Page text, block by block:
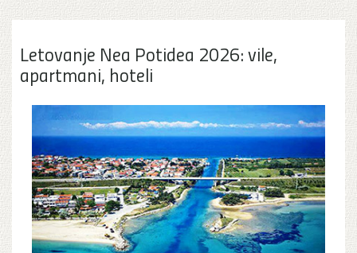
Letovanje Nea Potidea 2026: vile,
apartmani, hoteli